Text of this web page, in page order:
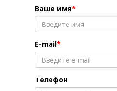
Ваше имя
E-mail
Телефон